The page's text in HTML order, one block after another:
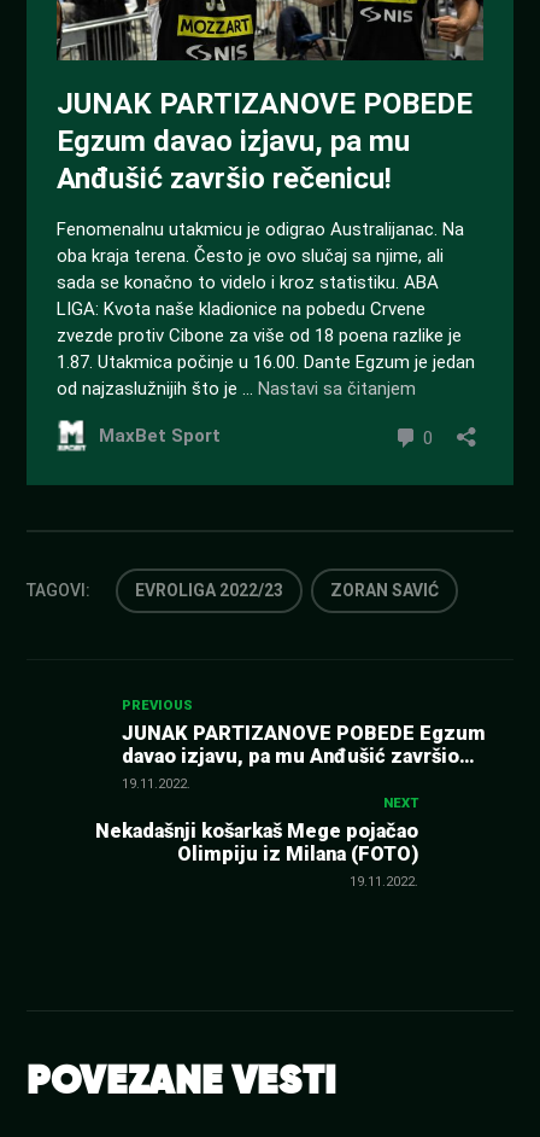
TAGOVI: EVROLIGA 2022/23 ZORAN SAVIĆ
Kretanje
članka
PREVIOUS
JUNAK PARTIZANOVE POBEDE Egzum
davao izjavu, pa mu Anđušić završio
rečenicu!
19.11.2022.
NEXT
Nekadašnji košarkaš Mege pojačao
Olimpiju iz Milana (FOTO)
19.11.2022.
POVEZANE VESTI